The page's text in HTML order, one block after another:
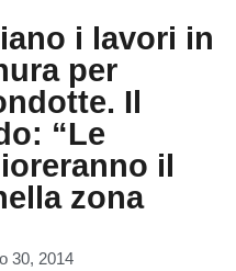
i lavori in
per
Il
“Le
il
zona
30, 2014